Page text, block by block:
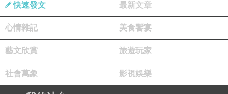
快速發文 最新文章
心情雜記 美食饗宴
藝文欣賞 旅遊玩家
社會萬象 影視娛樂